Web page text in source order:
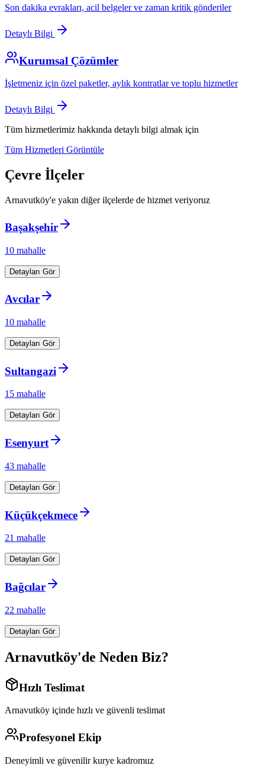
Son dakika evrakları, acil belgeler ve zaman kritik gönderiler
Detaylı Bilgi
Kurumsal Çözümler
İşletmeniz için özel paketler, aylık kontratlar ve toplu hizmetler
Detaylı Bilgi
Tüm hizmetlerimiz hakkında detaylı bilgi almak için
Tüm Hizmetleri Görüntüle
Çevre İlçeler
Arnavutköy'e yakın diğer ilçelerde de hizmet veriyoruz
Başakşehir
10 mahalle
Detayları Gör
Avcılar
10 mahalle
Detayları Gör
Sultangazi
15 mahalle
Detayları Gör
Esenyurt
43 mahalle
Detayları Gör
Küçükçekmece
21 mahalle
Detayları Gör
Bağcılar
22 mahalle
Detayları Gör
Arnavutköy'de Neden Biz?
Hızlı Teslimat
Arnavutköy içinde hızlı ve güvenli teslimat
Profesyonel Ekip
Deneyimli ve güvenilir kurye kadromuz